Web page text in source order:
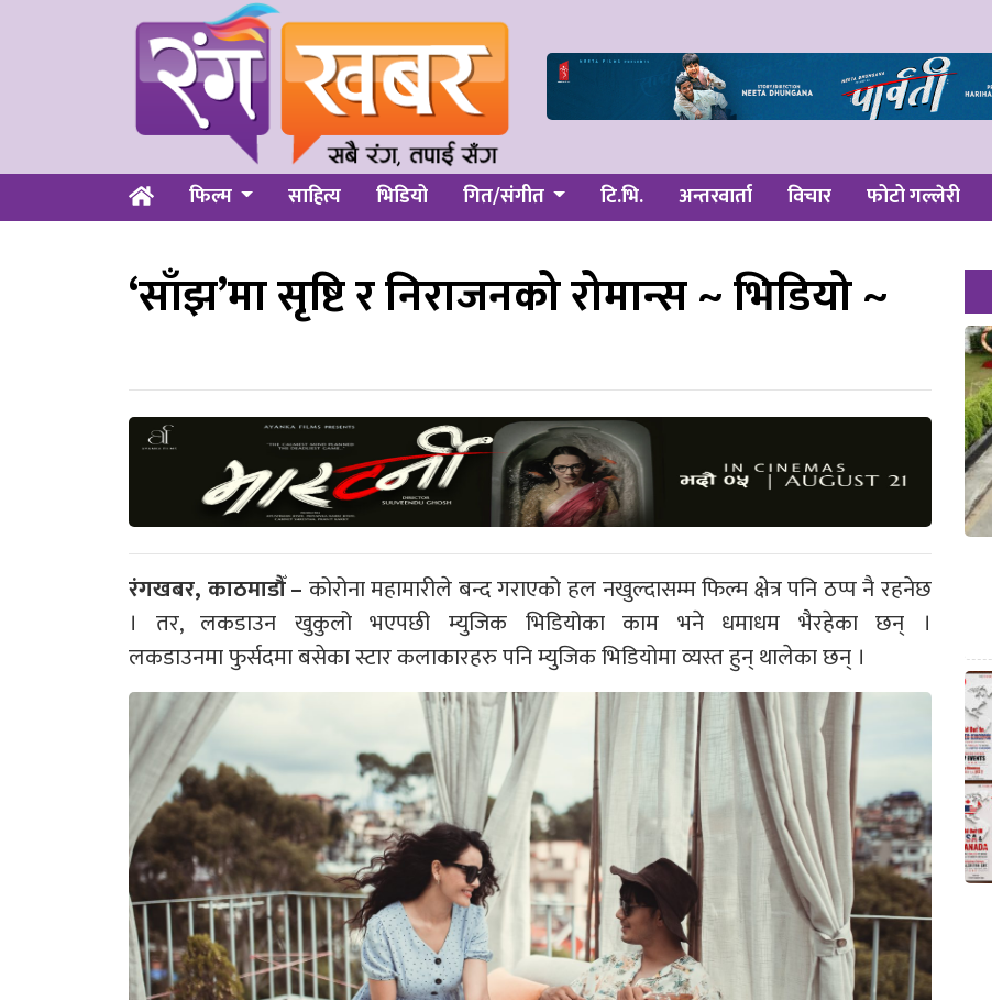
फिल्म साहित्य भिडियो गित/संगीत टि.भि. अन्तरवार्ता विचार फोटो गल्लेरी
‘साँझ’मा सृष्टि र निराजनको रोमान्स ~ भिडियो ~
रंगखबर, काठमाडौँ – कोरोना महामारीले बन्द गराएको हल नखुल्दासम्म फिल्म क्षेत्र पनि ठप्प नै रहनेछ
। तर, लकडाउन खुकुलो भएपछी म्युजिक भिडियोका काम भने धमाधम भैरहेका छन् ।
लकडाउनमा फुर्सदमा बसेका स्टार कलाकारहरु पनि म्युजिक भिडियोमा व्यस्त हुन् थालेका छन् ।